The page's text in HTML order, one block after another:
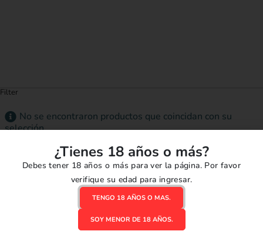
Filter
No se encontraron productos que coincidan con su
selección.
¿Tienes 18 años o más?
Debes tener 18 años o más para ver la página. Por favor
verifique su edad para ingresar.
TENGO 18 AÑOS O MAS.
SOY MENOR DE 18 AÑOS.